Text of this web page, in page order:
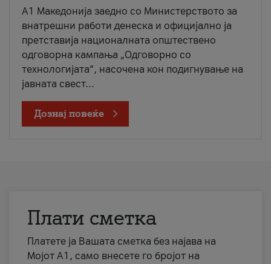
A1 Македонија заедно со Министерството за
внатрешни работи денеска и официјално ја
претставија националната општествено
одговорна кампања „Одговорно со
технологијата“, насочена кон подигнување на
јавната свест...
Дознај повеќе
Плати сметка
Платете ја Вашата сметка без најава на
Мојот А1, само внесете го бројот на